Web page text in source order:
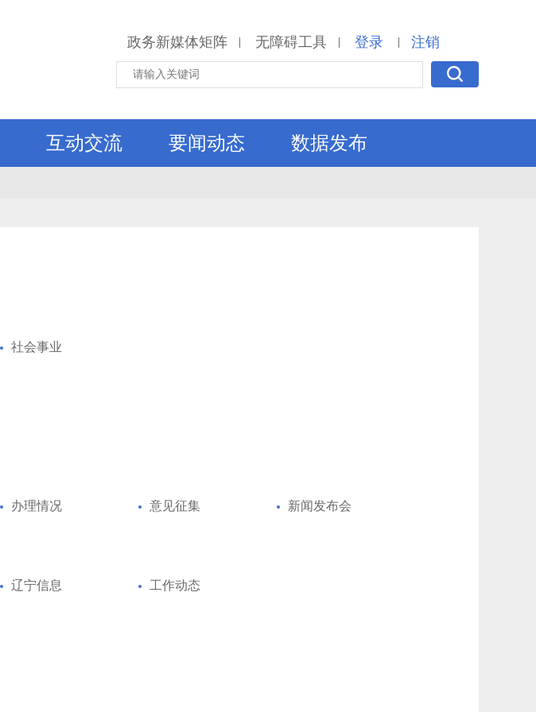
政务新媒体矩阵 | 无障碍工具 | 登录 | 注销
互动交流 要闻动态 数据发布
社会事业
办理情况 意见征集 新闻发布会
辽宁信息 工作动态